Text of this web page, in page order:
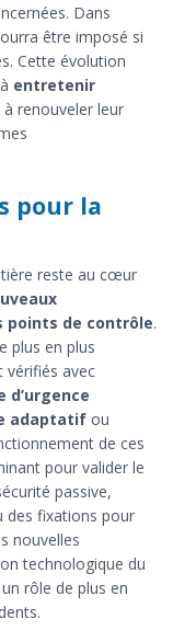
Dans
être imposé si
Cette évolution
entretenir
renouveler leur
pour la
reste au cœur
points de contrôle.
plus en plus
vérifiés avec
d’urgence
adaptatif ou
de ces
pour valider le
passive,
des fixations pour
nouvelles
technologique du
rôle de plus en